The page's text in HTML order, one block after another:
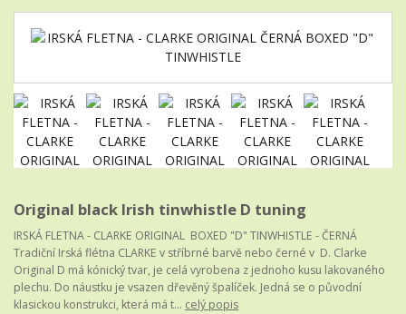
Original black Irish tinwhistle D tuning
IRSKÁ FLETNA - CLARKE ORIGINAL BOXED "D" TINWHISTLE - ČERNÁ
Tradiční Irská flétna CLARKE v stříbrné barvě nebo černé v D. Clarke
Original D má kónický tvar, je celá vyrobena z jednoho kusu lakovaného
plechu. Do náustku je vsazen dřevěný špalíček. Jedná se o původní
klasickou konstrukci, která má t... celý popis